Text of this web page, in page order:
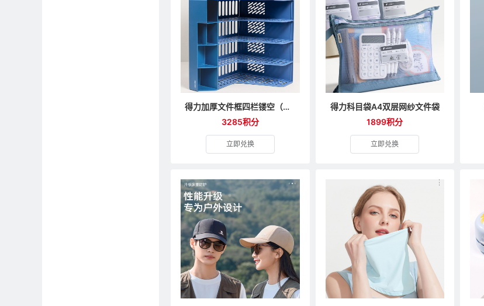
得力加厚文件框四栏镂空（颜色随机）
3285积分
立即兑换
得力科目袋A4双层网纱文件袋
1899积分
立即兑换